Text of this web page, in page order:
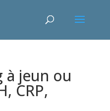
à jeun ou
CRP,